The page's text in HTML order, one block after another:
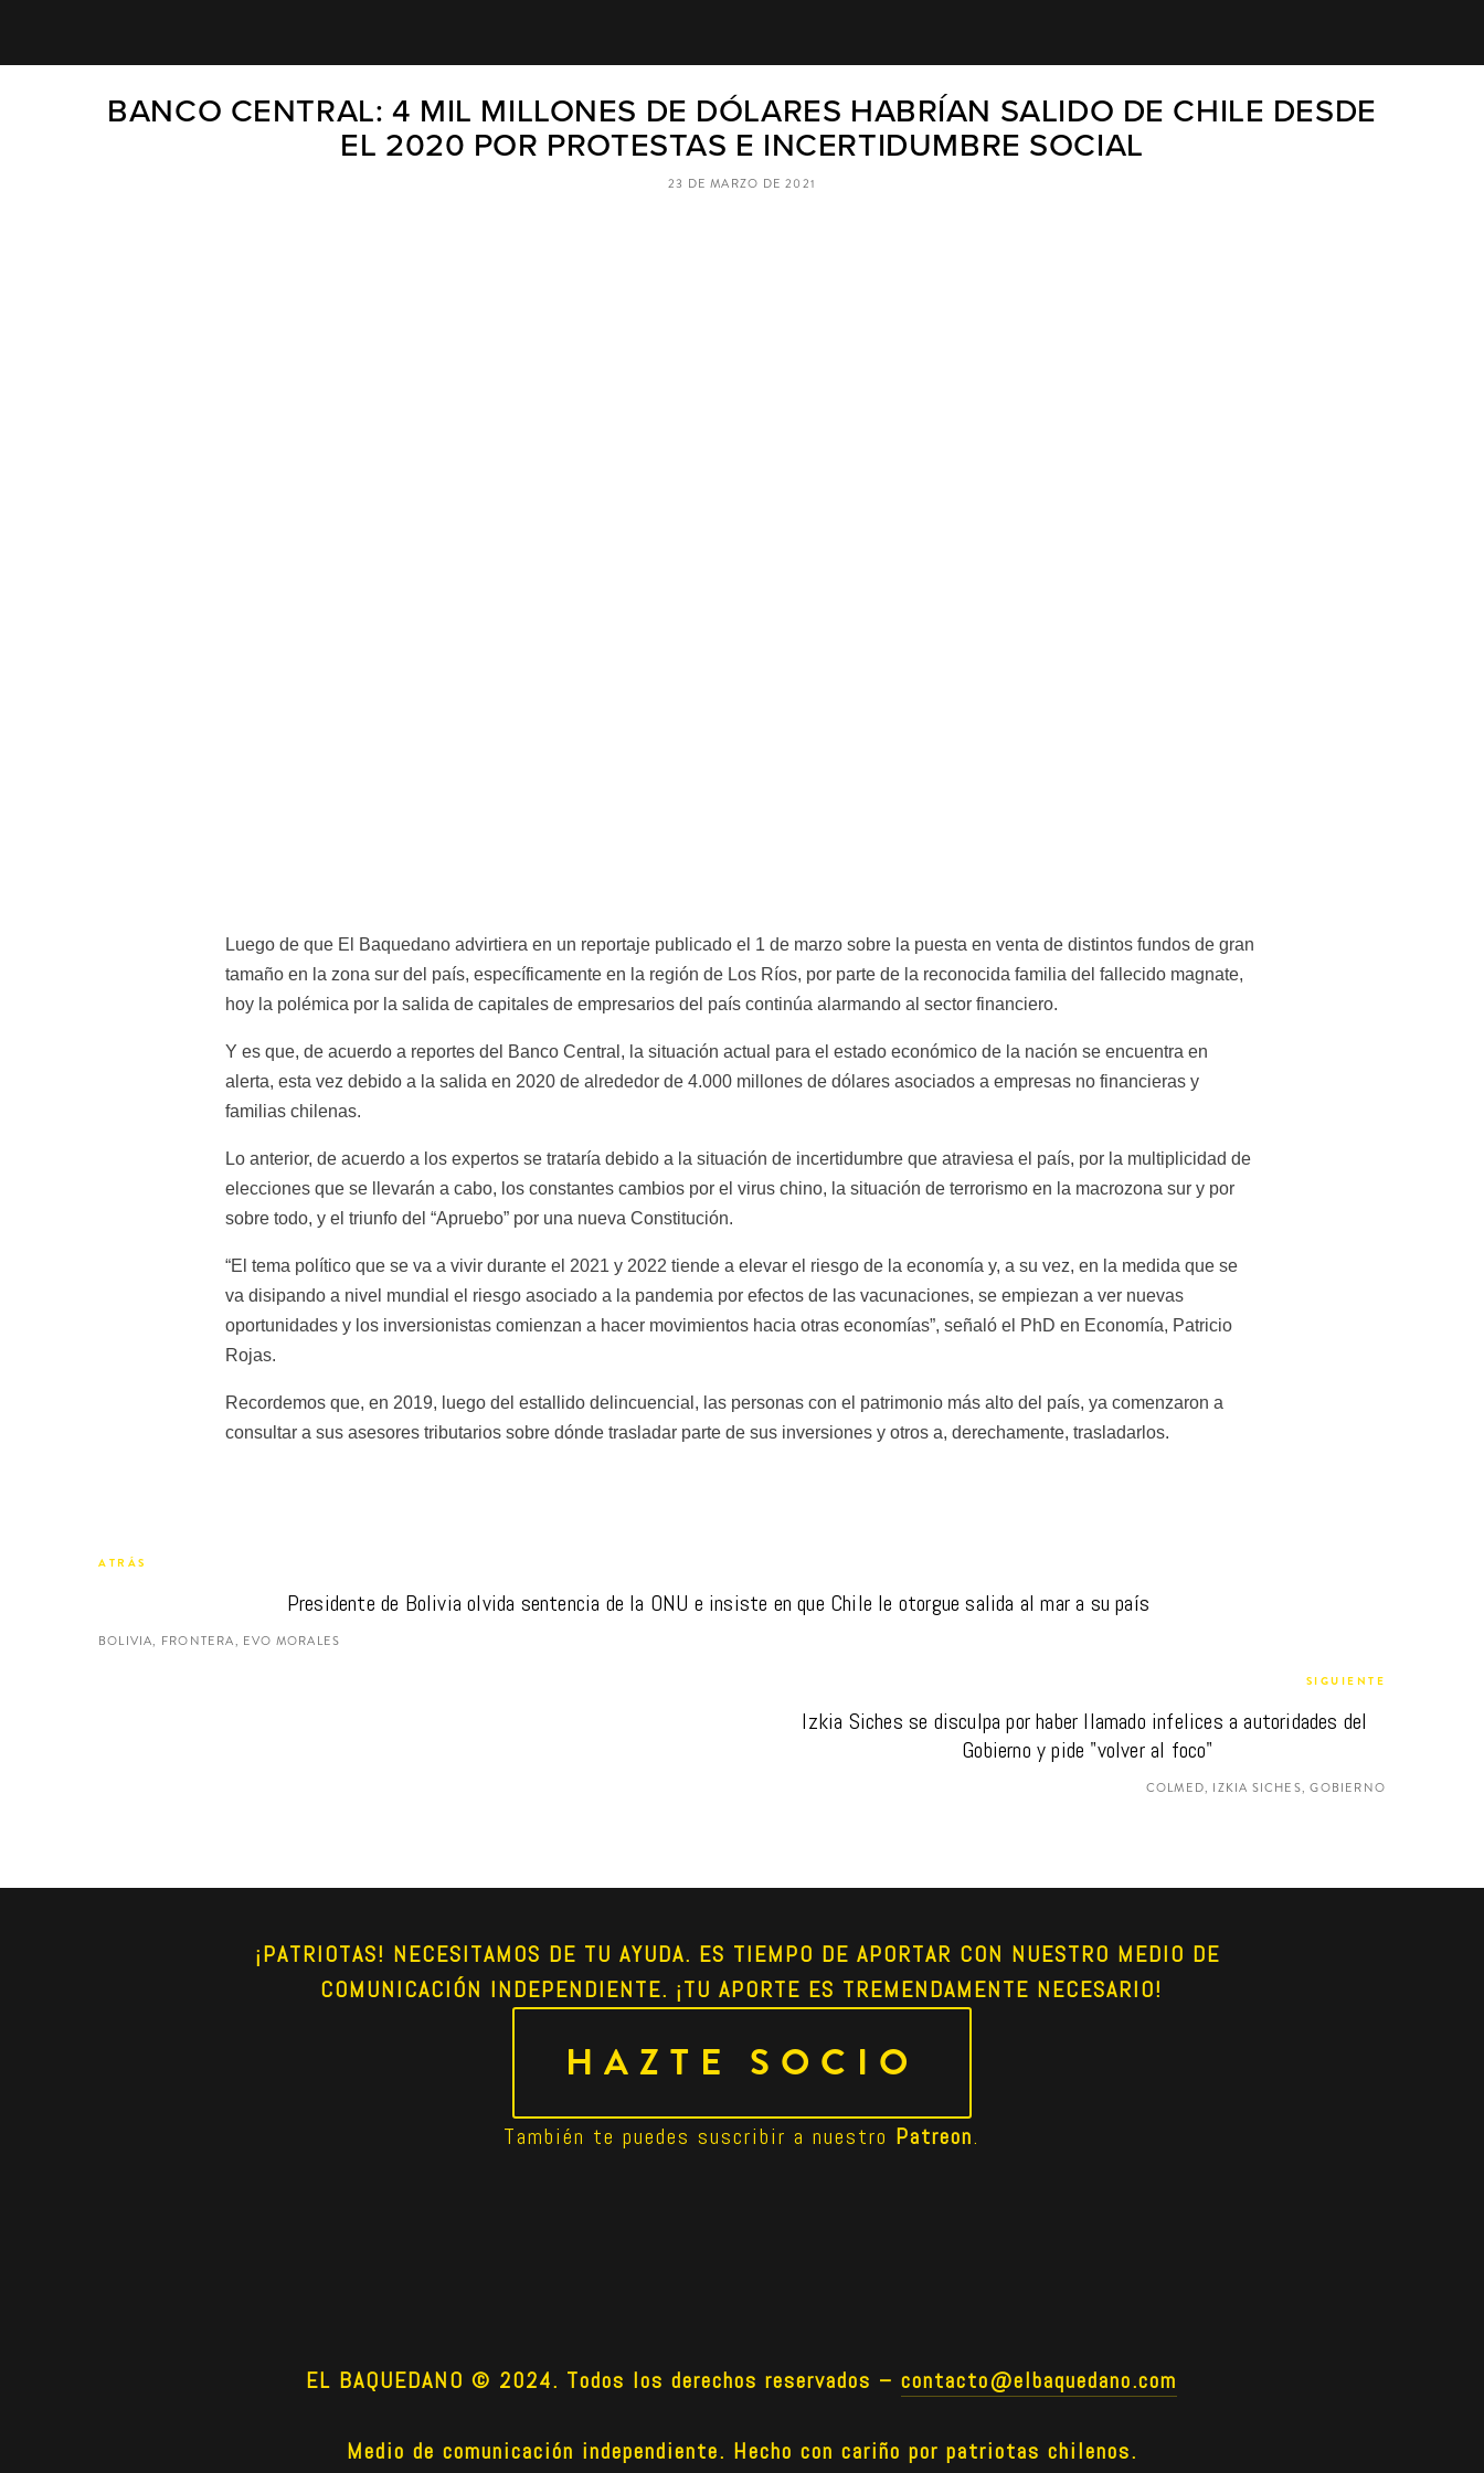
BANCO CENTRAL: 4 MIL MILLONES DE DÓLARES HABRÍAN SALIDO DE CHILE DESDE
EL 2020 POR PROTESTAS E INCERTIDUMBRE SOCIAL
Luego de que El Baquedano advirtiera en un reportaje publicado el 1 de marzo sobre la puesta en venta de distintos fundos de gran
tamaño en la zona sur del país, específicamente en la región de Los Ríos, por parte de la reconocida familia del fallecido magnate,
hoy la polémica por la salida de capitales de empresarios del país continúa alarmando al sector financiero.
Y es que, de acuerdo a reportes del Banco Central, la situación actual para el estado económico de la nación se encuentra en
alerta, esta vez debido a la salida en 2020 de alrededor de 4.000 millones de dólares asociados a empresas no financieras y
familias chilenas.
Lo anterior, de acuerdo a los expertos se trataría debido a la situación de incertidumbre que atraviesa el país, por la multiplicidad de
elecciones que se llevarán a cabo, los constantes cambios por el virus chino, la situación de terrorismo en la macrozona sur y por
sobre todo, y el triunfo del “Apruebo” por una nueva Constitución.
“El tema político que se va a vivir durante el 2021 y 2022 tiende a elevar el riesgo de la economía y, a su vez, en la medida que se
va disipando a nivel mundial el riesgo asociado a la pandemia por efectos de las vacunaciones, se empiezan a ver nuevas
oportunidades y los inversionistas comienzan a hacer movimientos hacia otras economías”, señaló el PhD en Economía, Patricio
Rojas.
Recordemos que, en 2019, luego del estallido delincuencial, las personas con el patrimonio más alto del país, ya comenzaron a
consultar a sus asesores tributarios sobre dónde trasladar parte de sus inversiones y otros a, derechamente, trasladarlos.
23 DE MARZO DE 2021
ATRÁS
Presidente de Bolivia olvida sentencia de la ONU e insiste en que Chile le otorgue salida al mar a su país
BOLIVIA, FRONTERA, EVO MORALES
SIGUIENTE
Izkia Siches se disculpa por haber llamado infelices a autoridades del
Gobierno y pide "volver al foco"
COLMED, IZKIA SICHES, GOBIERNO
¡PATRIOTAS! NECESITAMOS DE TU AYUDA. ES TIEMPO DE APORTAR CON NUESTRO MEDIO DE
COMUNICACIÓN INDEPENDIENTE. ¡TU APORTE ES TREMENDAMENTE NECESARIO!
HAZTE SOCIO
También te puedes suscribir a nuestro Patreon.
EL BAQUEDANO © 2024. Todos los derechos reservados – contacto@elbaquedano.com
Medio de comunicación independiente. Hecho con cariño por patriotas chilenos.